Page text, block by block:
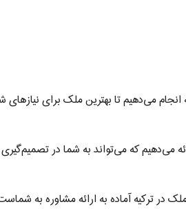
می‌دهیم تا بهترین ملک برای نیازهای
می‌دهیم که می‌تواند به شما در
در ترکیه آماده به ارائه مشاوره به